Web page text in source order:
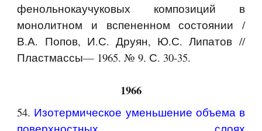
фенольнокаучуковых композиций в
монолитном и вспененном состоянии /
В.А. Попов, И.С. Друян, Ю.С. Липатов //
Пластмассы— 1965. № 9. С. 30-35.
1966
54. Изотермическое уменьшение объема в